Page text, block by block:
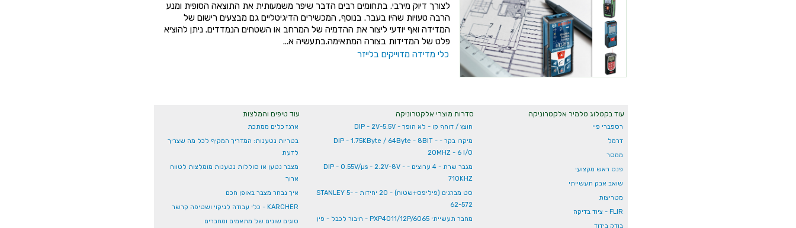
לצורך דיוק מירבי. בתחומים רבים הדבר שיפר משמעותית את התוצאה הסופית ומנע
הרבה טעויות שהיו בעבר. בנוסף, המכשירים הדיגיטליים גם מבצעים רישום של
המדידה ואף יודעי ליצור את ההדמיה של המרחב או השטחים הנמדדים. ניתן להוציא
פלט של המדידות בצורה המתאימה.בתעשיה א...
כלי מדידה מדוייקים בלייזר
עוד טיפים והמלצות
ארגז כלים ממתכת
בטריות נטענות: המדריך המקיף לכל מה שצריך
לדעת
מצבר נטען או סוללות נטענות מומלצות לטווח
ארוך
איך נבחר מצבר באופן חכם
KARCHER - כלי עבודה לניקוי ושטיפה קרשר
סוגים שונים של מתאמים ומחברים
סדרות מוצרי אלקטרוניקה
חוצץ / דוחף קו - לא הופך - DIP - 2V-5.5V
מיקרו בקר - DIP - 1.75KByte / 64Byte - 8BIT -
20MHZ - 6 I/O
מגבר שרת - 4 ערוצים - DIP - 0.55V/µs - 2.2V-8V -
710KHZ
סט מברגים (פיליפס+שטוח) - 20 יחידות - STANLEY 5-
62-572
מחבר תעשייתי PXP4011/12P/6065 - חיבור לכבל - פין
עוד בקטלוג טלמיר אלקטרוניקה
רספברי פיי
דרמל
ממסר
פנס ראש מקצועי
שואב אבק תעשייתי
מטריצות
FLIR - ציוד בדיקה
בודק בידוד